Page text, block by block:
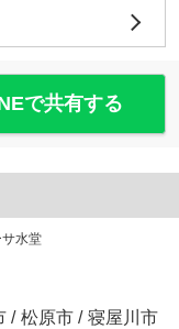
で共有する
サ水堂
/ 松原市 / 寝屋川市